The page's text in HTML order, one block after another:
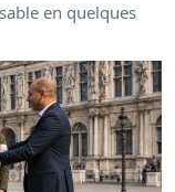
en quelques